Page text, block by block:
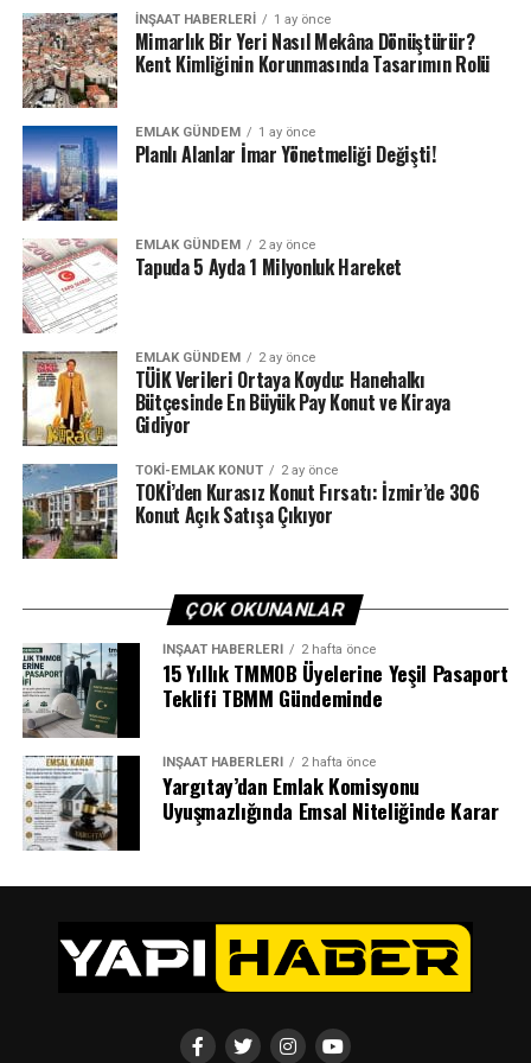
İNŞAAT HABERLERI 1 ay önce
Mimarlık Bir Yeri Nasıl Mekâna Dönüştürür?
Kent Kimliğinin Korunmasında Tasarımın Rolü
EMLAK GÜNDEM 1 ay önce
Planlı Alanlar İmar Yönetmeliği Değişti!
EMLAK GÜNDEM 2 ay önce
Tapuda 5 Ayda 1 Milyonluk Hareket
EMLAK GÜNDEM 2 ay önce
TÜİK Verileri Ortaya Koydu: Hanehalkı
Bütçesinde En Büyük Pay Konut ve Kiraya
Gidiyor
TOKI-EMLAK KONUT 2 ay önce
TOKİ’den Kurasız Konut Fırsatı: İzmir’de 306
Konut Açık Satışa Çıkıyor
ÇOK OKUNANLAR
İNŞAAT HABERLERI 2 hafta önce
15 Yıllık TMMOB Üyelerine Yeşil Pasaport
Teklifi TBMM Gündeminde
İNŞAAT HABERLERI 2 hafta önce
Yargıtay’dan Emlak Komisyonu
Uyuşmazlığında Emsal Niteliğinde Karar